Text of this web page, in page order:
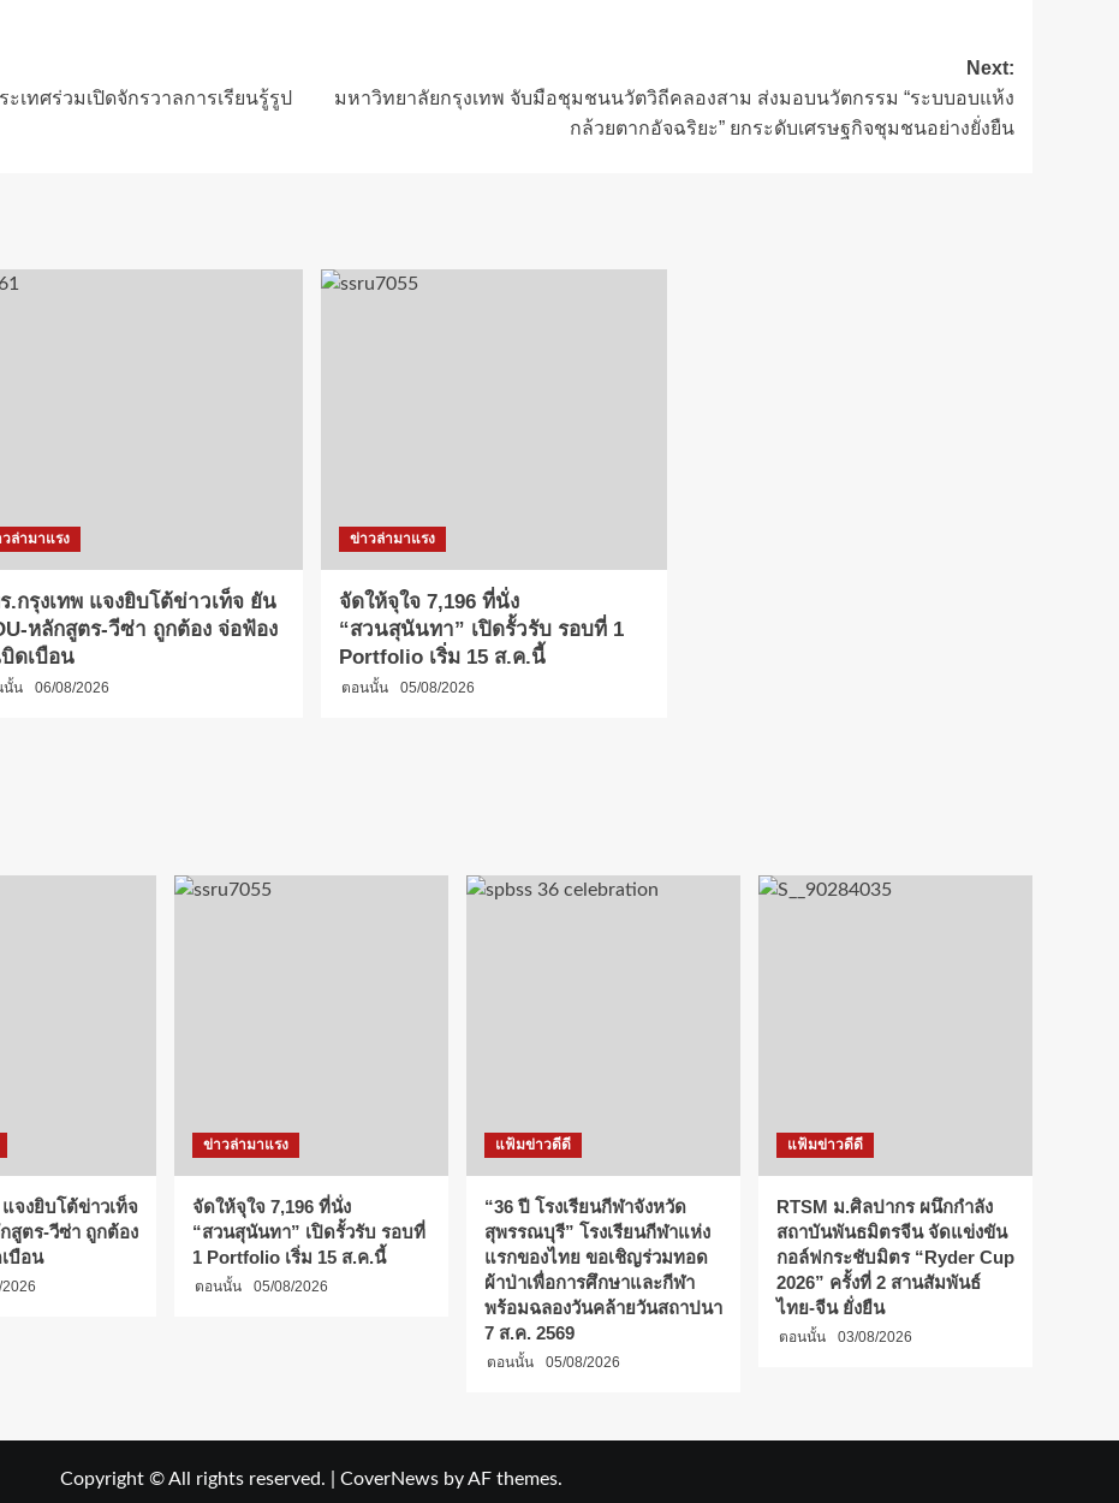
เทศร่วมเปิดจักรวาลการเรียนรู้รูป
Next:
มหาวิทยาลัยกรุงเทพ จับมือชุมชนนวัตวิถีคลองสาม ส่งมอบนวัตกรรม “ระบบอบแห้ง
กล้วยตากอัจฉริยะ” ยกระดับเศรษฐกิจชุมชนอย่างยั่งยืน
ล่ามาแรง
.กรุงเทพ แจงยิบโต้ข่าวเท็จ ยัน
หลักสูตร-วีซ่า ถูกต้อง จ่อฟ้อง
ดเบือน
นั้น 06/08/2026
ข่าวล่ามาแรง
จัดให้จุใจ 7,196 ที่นั่ง
“สวนสุนันทา” เปิดรั้วรับ รอบที่ 1
Portfolio เริ่ม 15 ส.ค.นี้
ตอนนั้น 05/08/2026
จงยิบโต้ข่าวเท็จ
สูตร-วีซ่า ถูกต้อง
บือน
ข่าวล่ามาแรง
จัดให้จุใจ 7,196 ที่นั่ง
“สวนสุนันทา” เปิดรั้วรับ รอบที่
1 Portfolio เริ่ม 15 ส.ค.นี้
ตอนนั้น 05/08/2026
แฟ้มข่าวดีดี
“36 ปี โรงเรียนกีฬาจังหวัด
สุพรรณบุรี” โรงเรียนกีฬาแห่ง
แรกของไทย ขอเชิญร่วมทอด
ผ้าป่าเพื่อการศึกษาและกีฬา
พร้อมฉลองวันคล้ายวันสถาปนา
7 ส.ค. 2569
ตอนนั้น 05/08/2026
แฟ้มข่าวดีดี
RTSM ม.ศิลปากร ผนึกกำลัง
สถาบันพันธมิตรจีน จัดแข่งขัน
กอล์ฟกระชับมิตร “Ryder Cup
2026” ครั้งที่ 2 สานสัมพันธ์
ไทย-จีน ยั่งยืน
ตอนนั้น 03/08/2026
Copyright © All rights reserved. CoverNews by AF themes.